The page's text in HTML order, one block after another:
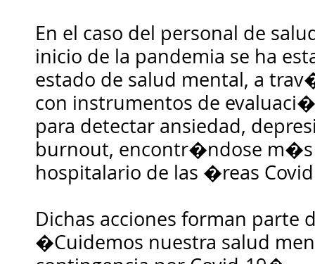
En el caso del personal de
inicio de la pandemia se ha
estado de salud mental, a
con instrumentos de
para detectar ansiedad,
burnout, encontr�ndose m�s
hospitalario de las �reas
Dichas acciones forman parte
�Cuidemos nuestra salud